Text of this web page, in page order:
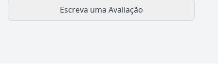
Escreva uma Avaliação